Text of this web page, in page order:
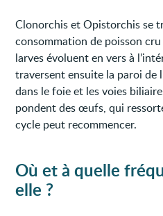
Clonorchis et Opistorchis se
consommation de poisson
larves évoluent en vers à
traversent ensuite la paroi de
dans le foie et les voies
pondent des œufs, qui
cycle peut recommencer.
Où et à quelle
elle ?